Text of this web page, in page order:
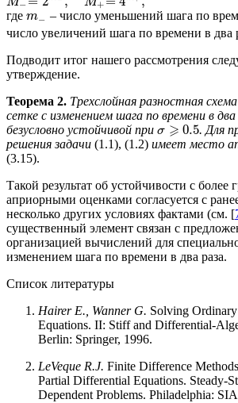
− +
где m− – число уменьшений шага по
число увеличений шага по времени в два
Подводит итог нашего рассмотрения
утверждение.
Теорема 2. Трехслойная разностная
сетке с изменением шага по времени в два
безусловно устойчивой при σ ⩾ 0.5. Для
решения задачи (1.1), (1.2) имеет место
(3.15).
Такой результат об устойчивости с более
априорными оценками согласуется с
несколько других условиях фактами (см. [
существенный элемент связан с
организацией вычислений для
изменением шага по времени в два раза.
Список литературы
Hairer E., Wanner G. Solving
Equations. II: Stiff and Differential-
Berlin: Springer, 1996.
LeVeque R.J. Finite Difference
Partial Differential Equations. Steady-
Dependent Problems. Philadelphia: